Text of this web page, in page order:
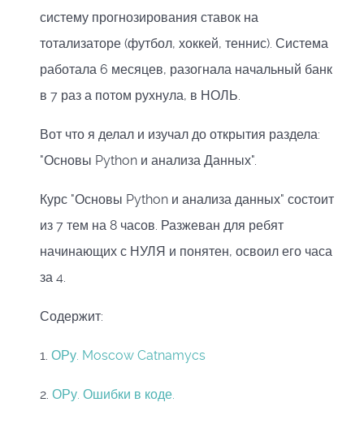
систему прогнозирования ставок на
тотализаторе (футбол, хоккей, теннис). Система
работала 6 месяцев, разогнала начальный банк
в 7 раз а потом рухнула, в НОЛЬ.
Вот что я делал и изучал до открытия раздела:
"Основы Python и анализа Данных".
Курс "Основы Python и анализа данных" состоит
из 7 тем на 8 часов. Разжеван для ребят
начинающих с НУЛЯ и понятен, освоил его часа
за 4.
Содержит:
1. ОРу. Moscow Catnamycs
2. ОРу. Ошибки в коде.